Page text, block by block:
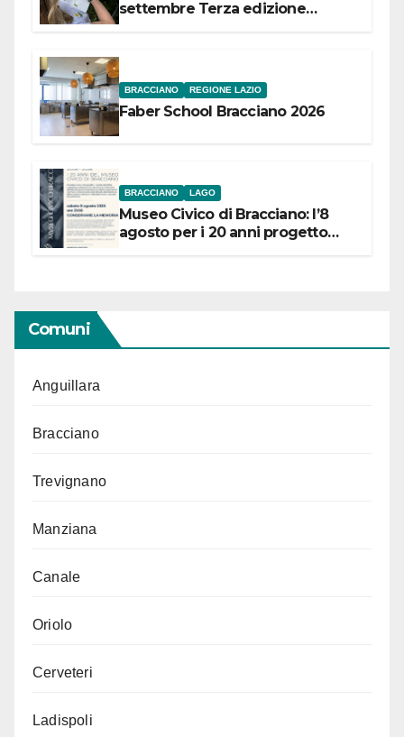
settembre Terza edizione
BRACCIANO REGIONE LAZIO
Faber School Bracciano 2026
BRACCIANO LAGO
Museo Civico di Bracciano: l’8
agosto per i 20 anni progetto
Comuni
Anguillara
Bracciano
Trevignano
Manziana
Canale
Oriolo
Cerveteri
Ladispoli